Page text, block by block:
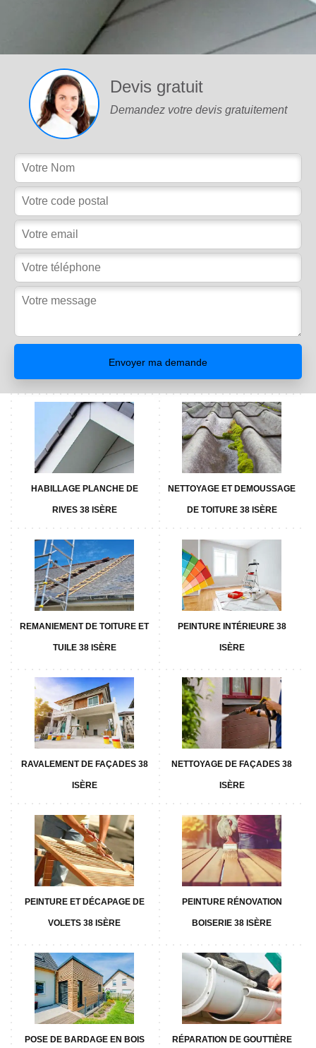
Devis gratuit
Demandez votre devis gratuitement
HABILLAGE PLANCHE DE
RIVES 38 ISÈRE
NETTOYAGE ET DEMOUSSAGE
DE TOITURE 38 ISÈRE
REMANIEMENT DE TOITURE ET
TUILE 38 ISÈRE
PEINTURE INTÉRIEURE 38
ISÈRE
RAVALEMENT DE FAÇADES 38
ISÈRE
NETTOYAGE DE FAÇADES 38
ISÈRE
PEINTURE ET DÉCAPAGE DE
VOLETS 38 ISÈRE
PEINTURE RÉNOVATION
BOISERIE 38 ISÈRE
POSE DE BARDAGE EN BOIS RÉPARATION DE GOUTTIÈRE